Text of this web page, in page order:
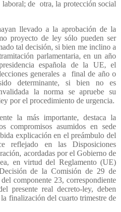
laboral; de otra, la protección social
llevado a la aprobación de la
proyecto de ley sólo pueden ser
tal decisión, si bien me inclino a
parlamentaria, en un año
española de la UE, el
generales a
final de año o
determinante, si bien no es
la norma se apruebe su
por el procedimiento de urgencia.
la más importante, destaca la
compromisos asumidos en sede
explicación en el preámbulo del
reflejado en las Disposiciones
acordadas por el Gobierno de
en virtud del Reglamento (UE)
de la Comisión de 29 de
componente 23, correspondiente
presente real decreto-ley, deben
finalización del cuarto trimestre de